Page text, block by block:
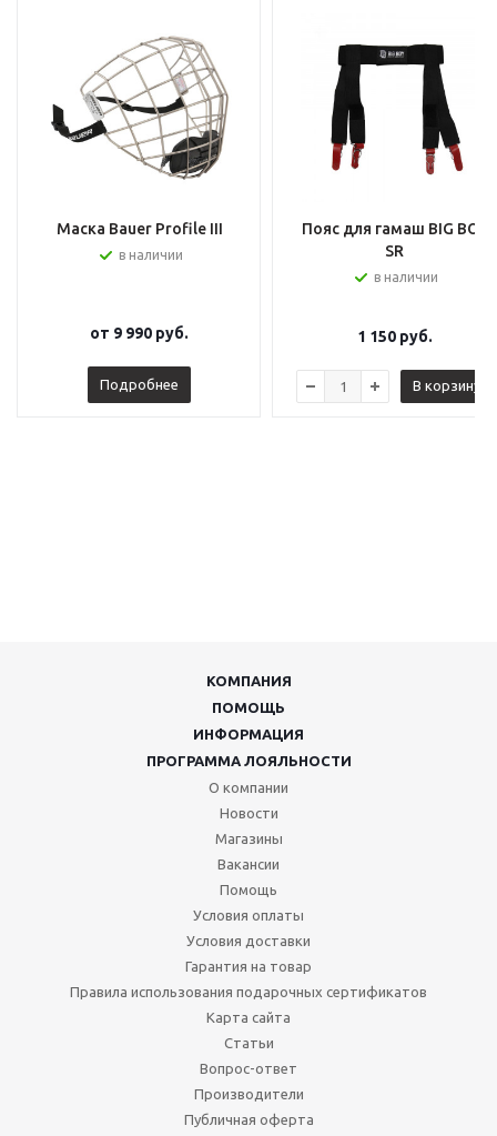
Маска Bauer Profile III
в наличии
от 9 990 руб.
Подробнее
Пояс для гамаш BIG BOY
SR
в наличии
1 150руб.
В корзину
КОМПАНИЯ
ПОМОЩЬ
ИНФОРМАЦИЯ
ПРОГРАММА ЛОЯЛЬНОСТИ
О компании
Новости
Магазины
Вакансии
Помощь
Условия оплаты
Условия доставки
Гарантия на товар
Правила использования подарочных сертификатов
Карта сайта
Статьи
Вопрос-ответ
Производители
Публичная оферта